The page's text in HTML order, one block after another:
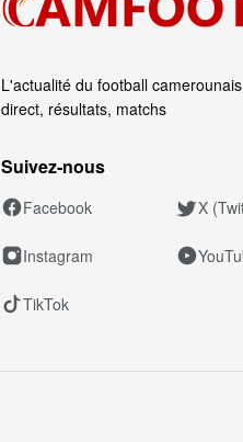
L'actualité du football
direct, résultats, matchs
Suivez‑nous
Facebook X
Instagram
TikTok